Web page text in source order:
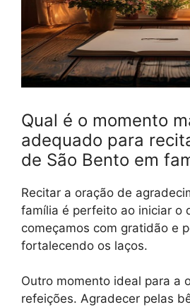
Qual é o momento
adequado para
de São Bento em
Recitar a oração de
família é perfeito ao iniciar o
começamos com gratidão e
fortalecendo os laços.
Outro momento ideal para a
refeições. Agradecer pelas